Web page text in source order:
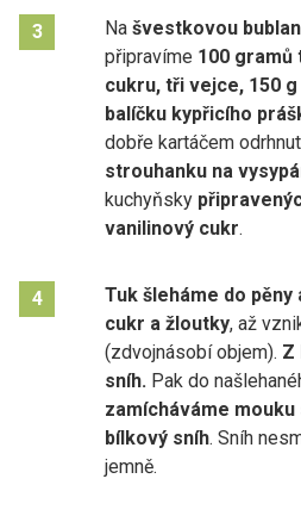
3 Na švestkovou
připravíme 100 gramů
cukru, tři vejce, 150
balíčku kypřicího
dobře kartáčem
strouhanku na
kuchyňsky
vanilinový cukr.
4
Tuk šleháme do
cukr a žloutky, až
(zdvojnásobí objem). Z
sníh. Pak do
zamícháváme
bílkový sníh. Sníh
jemně.